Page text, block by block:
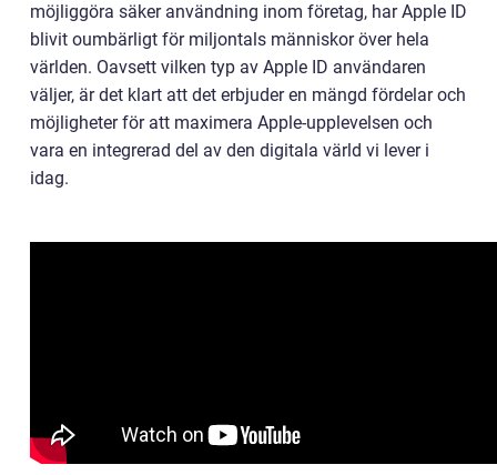
möjliggöra säker användning inom företag, har Apple ID
blivit oumbärligt för miljontals människor över hela
världen. Oavsett vilken typ av Apple ID användaren
väljer, är det klart att det erbjuder en mängd fördelar och
möjligheter för att maximera Apple-upplevelsen och
vara en integrerad del av den digitala värld vi lever i
idag.